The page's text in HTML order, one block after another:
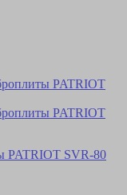
PATRIOT SVR-80